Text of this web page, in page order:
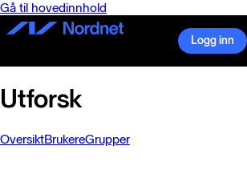
Gå til hovedinnhold
Logg inn
Utforsk
OversiktBrukereGrupper